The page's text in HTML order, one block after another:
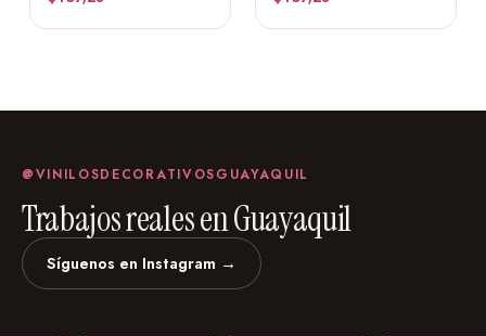
@VINILOSDECORATIVOSGUAYAQUIL
Trabajos reales en Guayaquil
Síguenos en Instagram →